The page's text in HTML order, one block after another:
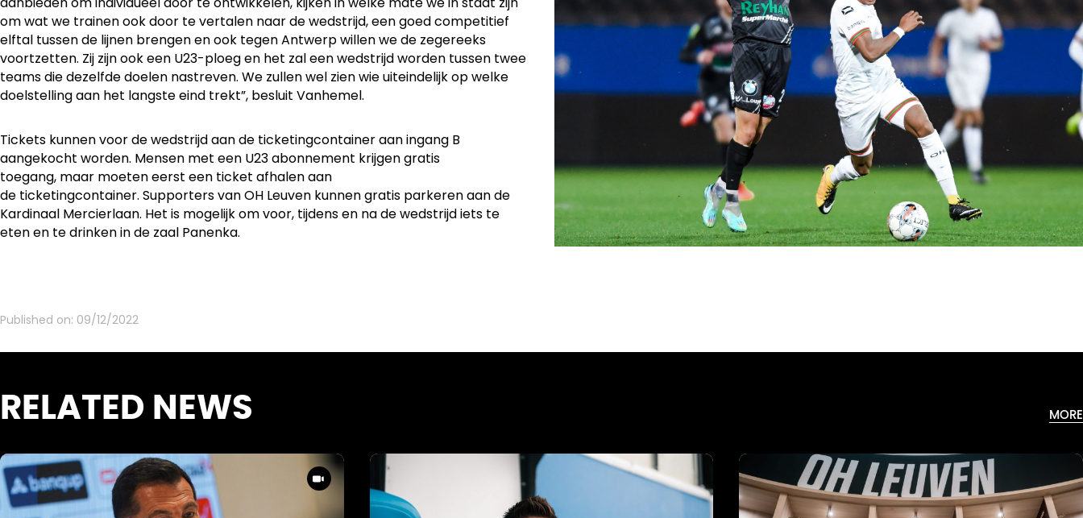
om wat we trainen ook door te vertalen naar de wedstrijd, een goed competitief
elftal tussen de lijnen brengen en ook tegen Antwerp willen we de zegereeks
voortzetten. Zij zijn ook een U23-ploeg en het zal een wedstrijd worden tussen twee
teams die dezelfde doelen nastreven. We zullen wel zien wie uiteindelijk op welke
doelstelling aan het langste eind trekt”, besluit Vanhemel.
Tickets kunnen voor de wedstrijd aan de ticketingcontainer aan ingang B
aangekocht worden. Mensen met een U23 abonnement krijgen gratis
toegang, maar moeten eerst een ticket afhalen aan
de ticketingcontainer. Supporters van OH Leuven kunnen gratis parkeren aan de
Kardinaal Mercierlaan. Het is mogelijk om voor, tijdens en na de wedstrijd iets te
eten en te drinken in de zaal Panenka.
Published on: 09/12/2022
RELATED NEWS MORE